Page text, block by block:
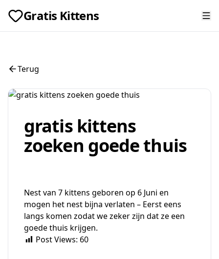
Gratis Kittens
Terug
gratis kittens
zoeken goede thuis
Nest van 7 kittens geboren op 6 Juni en
mogen het nest bijna verlaten – Eerst eens
langs komen zodat we zeker zijn dat ze een
goede thuis krijgen.
Post Views: 60